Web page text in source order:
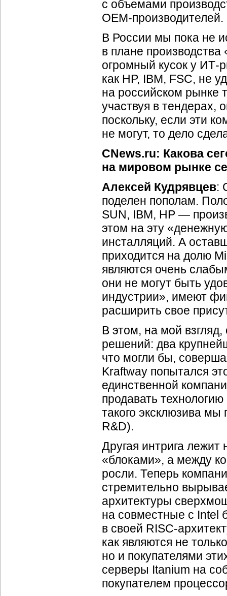
с объемами
ОЕМ-производителей.
В России мы пока не
в плане
огромный кусок у ИТ-
как HP, IBM, FSC, не
на российском рынке
участвуя в тендерах,
поскольку, если эти
не могут, то дело
CNews.ru: Какова
на мировом рынке
Алексей Кудрявцев:
поделен пополам.
SUN, IBM, НР —
этом на эту
инсталляций. А
приходится на долю
являются очень
они не могут быть
индустрии», имеют
расширить свое
В этом, на мой
решений: два
что могли бы,
Kraftway попытался
единственной
продавать
такого эксклюзива
R&D).
Другая интрига
«блоками», а между
росли. Теперь
стремительно
архитектуры
на совместные с Intel
в своей RISC-
как являются не
но и покупателями
серверы Itanium на
покупателем